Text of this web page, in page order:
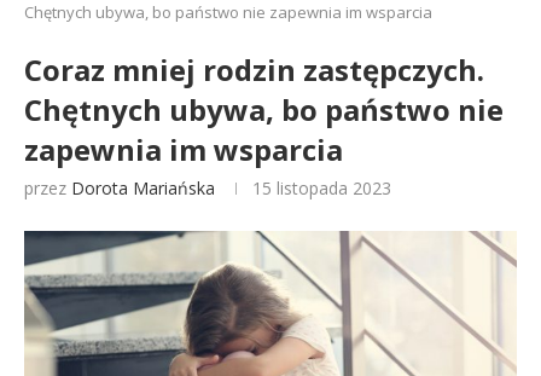
Chętnych ubywa, bo państwo nie zapewnia im wsparcia
Coraz mniej rodzin zastępczych.
Chętnych ubywa, bo państwo nie
zapewnia im wsparcia
przez Dorota Mariańska 15 listopada 2023